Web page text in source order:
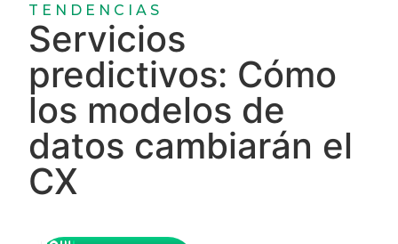
TENDENCIAS
Servicios
predictivos: Cómo
los modelos de
datos cambiarán el
CX